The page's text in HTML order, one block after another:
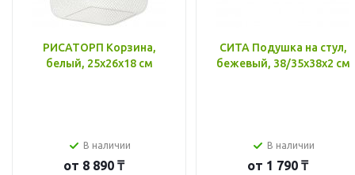
РИСАТОРП Корзина,
белый, 25x26x18 см
В наличии
от 8 890 ₸
СИТА Подушка на стул,
бежевый, 38/35x38x2 см
В наличии
от 1 790 ₸